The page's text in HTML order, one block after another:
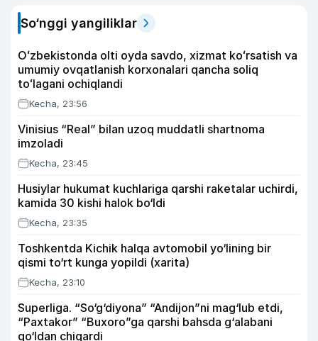
So‘nggi yangiliklar
Oʻzbekistonda olti oyda savdo, xizmat koʻrsatish va
umumiy ovqatlanish korxonalari qancha soliq
toʻlagani ochiqlandi
Kecha, 23:56
Vinisius “Real” bilan uzoq muddatli shartnoma
imzoladi
Kecha, 23:45
Husiylar hukumat kuchlariga qarshi raketalar uchirdi,
kamida 30 kishi halok bo‘ldi
Kecha, 23:35
Toshkentda Kichik halqa avtomobil yo‘lining bir
qismi to‘rt kunga yopildi (xarita)
Kecha, 23:10
Superliga. “So‘g‘diyona” “Andijon”ni mag‘lub etdi,
“Paxtakor” “Buxoro”ga qarshi bahsda g‘alabani
qo‘ldan chiqardi